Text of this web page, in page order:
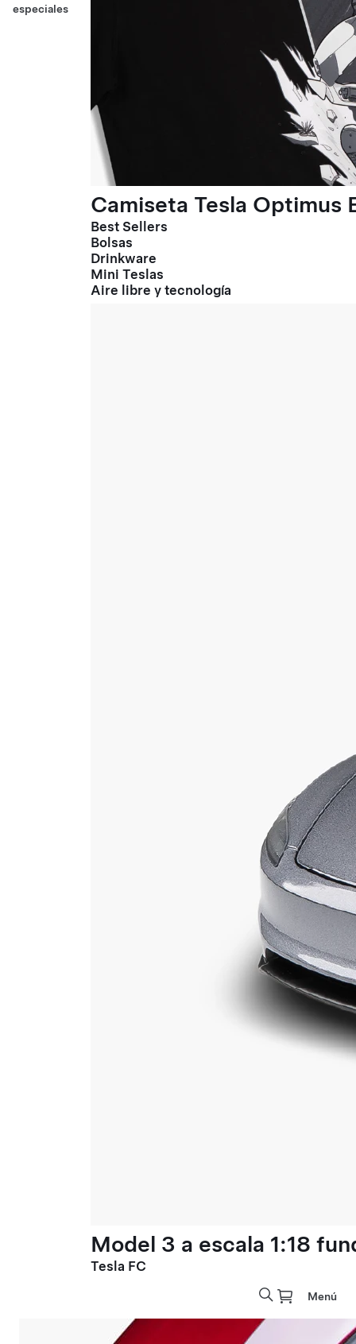
especiales
Camiseta Tesla Optimus
Best Sellers
Bolsas
Drinkware
Mini Teslas
Aire libre y tecnología
Model 3 a escala 1:18
Tesla FC
Menú